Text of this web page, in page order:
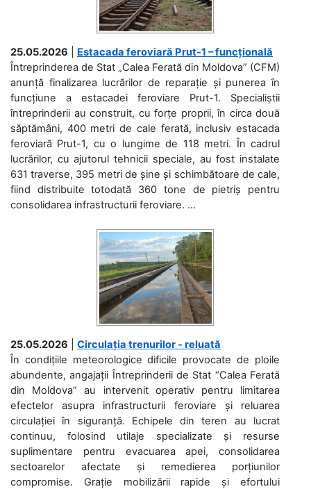
25.05.2026
Estacada feroviară Prut-1 – funcțională
Întreprinderea de Stat „Calea Ferată din Moldova” (CFM)
anunță finalizarea lucrărilor de reparație și punerea în
funcțiune a estacadei feroviare Prut-1. Specialiștii
întreprinderii au construit, cu forțe proprii, în circa două
săptămâni, 400 metri de cale ferată, inclusiv estacada
feroviară Prut-1, cu o lungime de 118 metri. În cadrul
lucrărilor, cu ajutorul tehnicii speciale, au fost instalate
631 traverse, 395 metri de șine și schimbătoare de cale,
fiind distribuite totodată 360 tone de pietriș pentru
consolidarea infrastructurii feroviare. ...
25.05.2026
Circulația trenurilor - reluată
În condițiile meteorologice dificile provocate de ploile
abundente, angajații Întreprinderii de Stat “Calea Ferată
din Moldova” au intervenit operativ pentru limitarea
efectelor asupra infrastructurii feroviare și reluarea
circulației în siguranță. Echipele din teren au lucrat
continuu, folosind utilaje specializate și resurse
suplimentare pentru evacuarea apei, consolidarea
sectoarelor afectate și remedierea porțiunilor
compromise. Grație mobilizării rapide și efortului